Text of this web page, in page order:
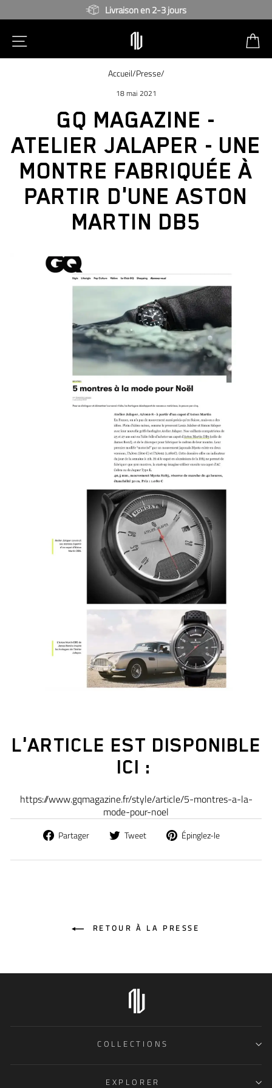
Livraison en 2-3 jours
NAVIGATION SUR LE SITE
Accueil/Presse/
18 mai 2021
GQ MAGAZINE -
ATELIER JALAPER - UNE
MONTRE FABRIQUÉE À
PARTIR D'UNE ASTON
MARTIN DB5
L'ARTICLE EST DISPONIBLE
ICI :
https://www.gqmagazine.fr/style/article/5-montres-a-la-
mode-pour-noel
Partager
Partager
Facebook
Tweet
Tweet
Twitter
Épinglez-le
Pinterest
RETOUR À LA PRESSE
COLLECTIONS
EXPLORER